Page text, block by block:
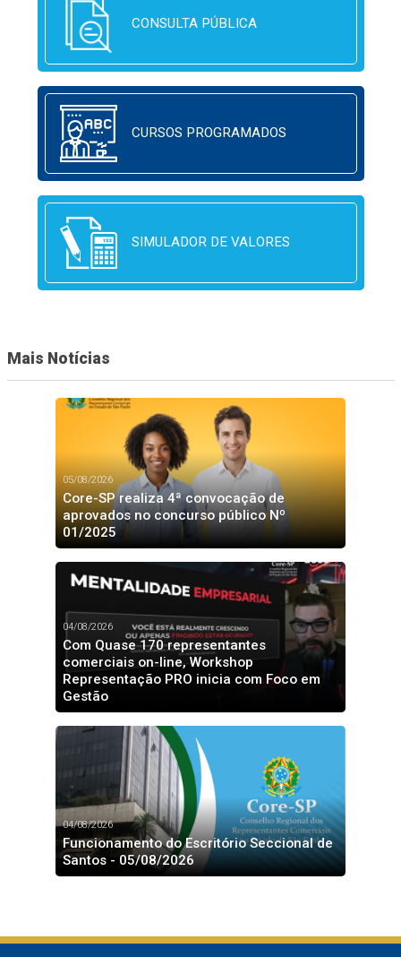
CONSULTA PÚBLICA
CURSOS PROGRAMADOS
SIMULADOR DE VALORES
Mais Notícias
05/08/2026
Core-SP realiza 4ª convocação de
aprovados no concurso público Nº
01/2025
04/08/2026
Com Quase 170 representantes
comerciais on-line, Workshop
Representação PRO inicia com Foco em
Gestão
04/08/2026
Funcionamento do Escritório Seccional de
Santos - 05/08/2026